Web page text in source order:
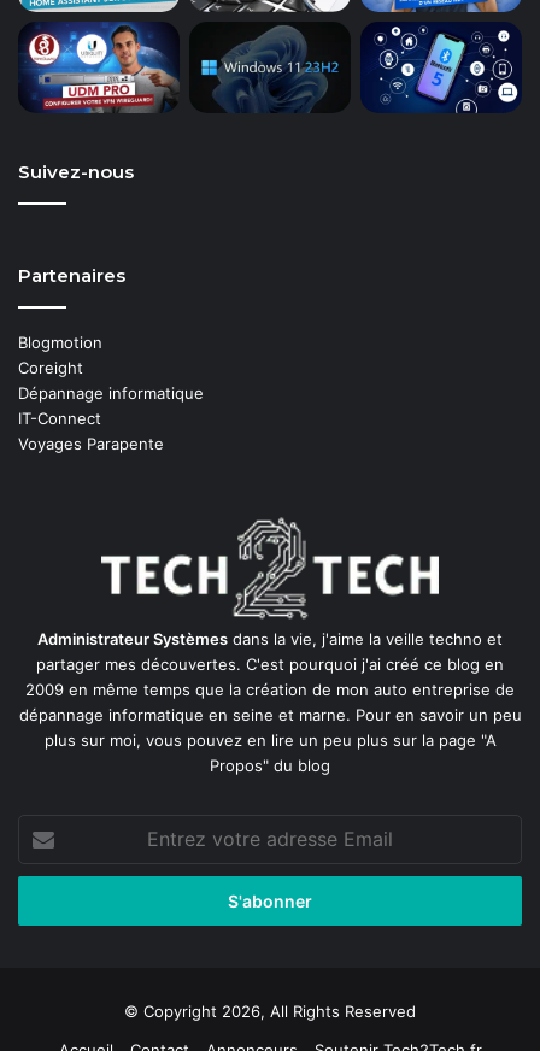
Suivez-nous
Partenaires
Blogmotion
Coreight
Dépannage informatique
IT-Connect
Voyages Parapente
Administrateur Systèmes dans la vie, j'aime la veille techno et
partager mes découvertes. C'est pourquoi j'ai créé ce blog en
2009 en même temps que la création de mon auto entreprise de
dépannage informatique en seine et marne. Pour en savoir un peu
plus sur moi, vous pouvez en lire un peu plus sur la page "A
Propos" du blog
votre
adresse
© Copyright 2026, All Rights Reserved